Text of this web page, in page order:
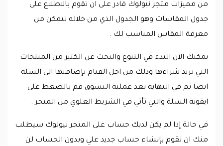
من مميزات متجر نيولوك قادر على ان تقوم بالاطلاع على
جدول المقاسات وهو الجدول الذي من خلاله تتمكن من
معرفة المقاس المناسب لك .
يمكنك الآن البدء في التنوع والبحث عن الكثير من المنتجات
التي تريد شراءها وذلك من اجل القيام بإضافتها الى السلة
ايضا ثم في النهاية بعد عملية التسوق قم بالضغط على
ايقونة السلة والتي تأتي في الشريط العلوي من المتجر .
في حالة إذا لم يكن لديك حساب على المتجر نيولوك سيطلب
منك ان تقوم بإنشاء حساب جديد علي وبدون الحساب لن